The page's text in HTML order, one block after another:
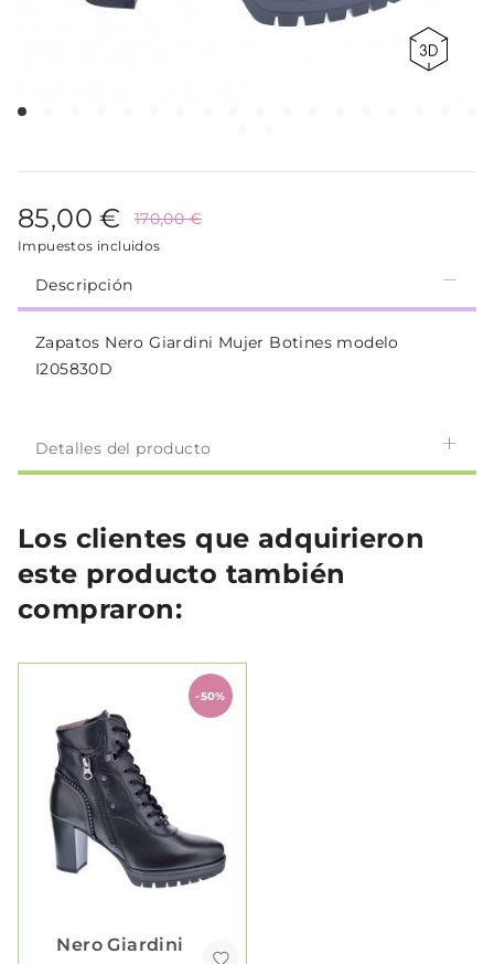
85,00 € 170,00 €
Impuestos incluidos
Descripción
Zapatos Nero Giardini Mujer Botines modelo
I205830D
Detalles del producto
Los clientes que adquirieron
este producto también
compraron:
-50%
Nero Giardini